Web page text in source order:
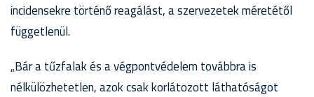
incidensekre történő reagálást, a szervezetek méretétől
függetlenül.
„Bár a tűzfalak és a végpontvédelem továbbra is
nélkülözhetetlen, azok csak korlátozott láthatóságot